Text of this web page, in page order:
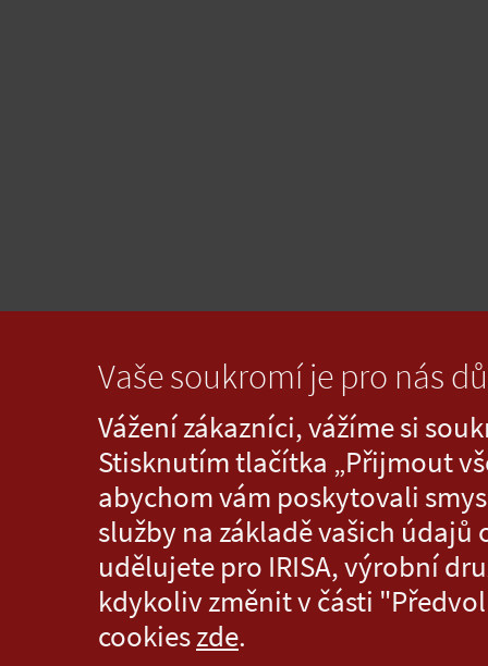
Vaše soukromí je pro nás
Vážení zákazníci, vážíme si
Stisknutím tlačítka „Přijmout
abychom vám poskytovali
služby na základě vašich údajů
udělujete pro IRISA, výrobní
kdykoliv změnit v části
cookieszde.